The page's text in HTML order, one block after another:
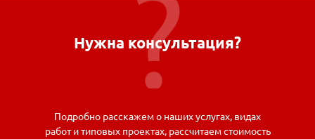
Нужна консультация?
Подробно расскажем о наших услугах, видах
работ и типовых проектах, рассчитаем стоимость